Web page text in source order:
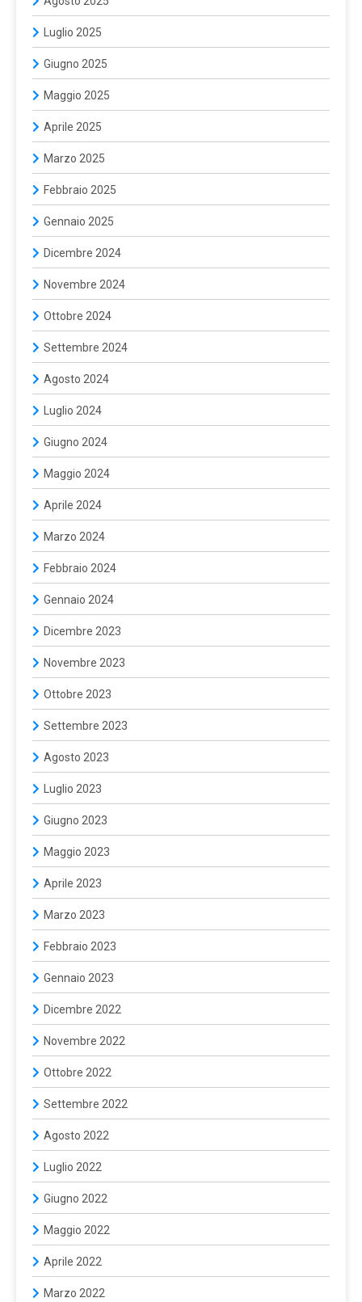
Luglio 2025
Giugno 2025
Maggio 2025
Aprile 2025
Marzo 2025
Febbraio 2025
Gennaio 2025
Dicembre 2024
Novembre 2024
Ottobre 2024
Settembre 2024
Agosto 2024
Luglio 2024
Giugno 2024
Maggio 2024
Aprile 2024
Marzo 2024
Febbraio 2024
Gennaio 2024
Dicembre 2023
Novembre 2023
Ottobre 2023
Settembre 2023
Agosto 2023
Luglio 2023
Giugno 2023
Maggio 2023
Aprile 2023
Marzo 2023
Febbraio 2023
Gennaio 2023
Dicembre 2022
Novembre 2022
Ottobre 2022
Settembre 2022
Agosto 2022
Luglio 2022
Giugno 2022
Maggio 2022
Aprile 2022
Marzo 2022